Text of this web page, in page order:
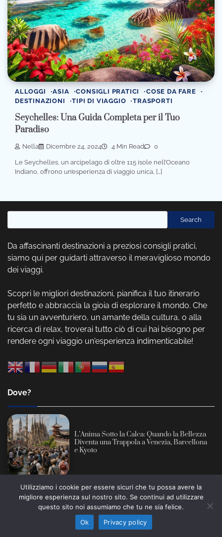
ALLOGGI ASIA CONSIGLI PRATICI
COSE DA FARE
DESTINAZIONI
TIPI DI VIAGGIO TRASPORTI
Seychelles: Una Guida Completa per il Tuo
Paradiso
Nella Dicembre 24, 2024 4 Min Read 0
Le Seychelles, un arcipelago di oltre 115 isole nell’Oceano
Indiano, offrono un’esperienza di viaggio unica, […]
Search
Da affascinanti destinazioni a preziosi consigli pratici,
siamo qui per guidarti attraverso il meraviglioso mondo
dei viaggi.
Scopri le migliori destinazioni, pianifica il tuo itinerario
perfetto e abbraccia la gioia di esplorare il mondo. Che
tu sia un avventuriero, un amante della cultura, o alla
ricerca di relax, troverai tutto ciò di cui hai bisogno per
rendere ogni viaggio un'esperienza indimenticabile!
Dove?
L’Anima Sotto la Calca: Quando la Bellezza
Diventa una Trappola a Venezia, Barcellona
e Kyoto
San Miguel de Tucumán: Il Cuore Pulsante
dell’Indipendenza e il Giardino Segreto
d’Argentina
Informativa sull’intelligenza artificiale: alcuni contenuti
di questo sito sono prodotti con l’ausilio di sistemi
automatici e revisionati prima della pubblicazione (AI
Act, Regolamento UE 2024/1689).
Utilizziamo i cookie per essere sicuri che tu possa avere la
migliore esperienza sul nostro sito. Se continui ad utilizzare
questo sito noi assumiamo che tu ne sia felice.
Ok
Privacy policy